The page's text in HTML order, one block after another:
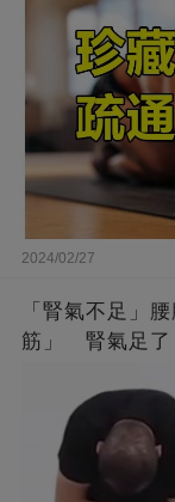
2024/02/27
「腎氣不足」
筋」 腎氣足了